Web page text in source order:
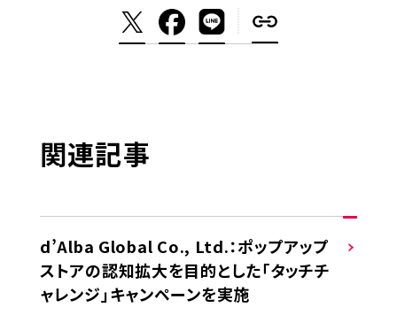
関連記事
d’Alba Global Co., Ltd.：ポップアップ
ストアの認知拡大を目的とした「タッチチ
ャレンジ」キャンペーンを実施